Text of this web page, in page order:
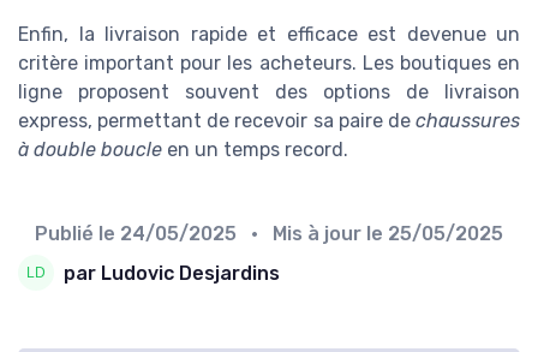
Enfin, la livraison rapide et efficace est devenue un
critère important pour les acheteurs. Les boutiques en
ligne proposent souvent des options de livraison
express, permettant de recevoir sa paire de chaussures
à double boucle en un temps record.
Publié le 24/05/2025 • Mis à jour le 25/05/2025
par Ludovic Desjardins